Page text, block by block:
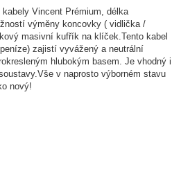
Vincent Prémium, délka
výměny koncovky ( vidlička /
masivní kufřík na klíček.Tento kabel
zajistí vyvážený a neutrální
hlubokým basem. Je vhodný i
v naprosto výborném stavu
nový!